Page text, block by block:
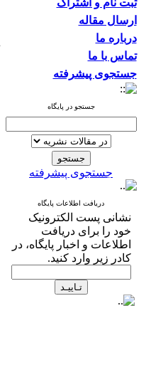
ثبت نام و اشتراک
ارسال مقاله
درباره ما
تماس با ما
جستجوی پیشرفته
جستجو در پایگاه
جستجوی پیشرفته
دریافت اطلاعات پایگاه
نشانی پست الکترونیک
خود را برای دریافت
اطلاعات و اخبار پایگاه، در
کادر زیر وارد کنید.